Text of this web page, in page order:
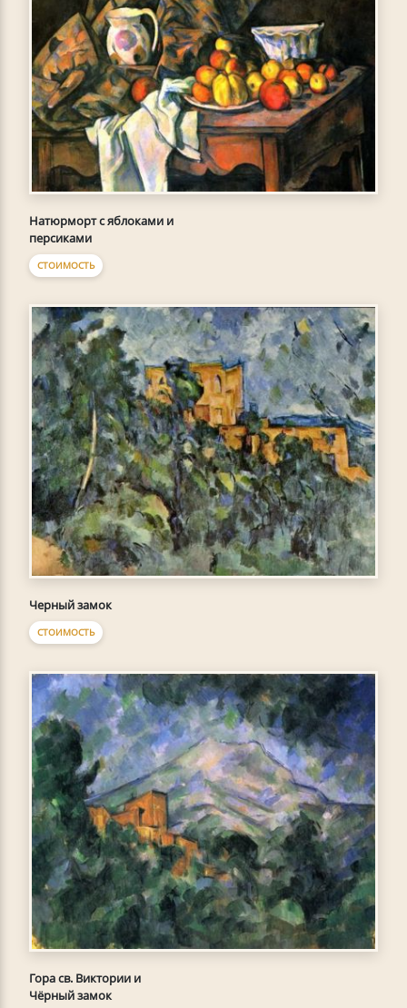
Натюрморт с яблоками и
персиками
СТОИМОСТЬ
Черный замок
СТОИМОСТЬ
Гора св. Виктории и
Чёрный замок